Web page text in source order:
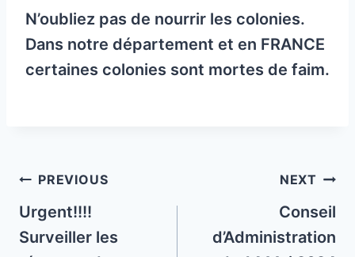
N’oubliez pas de nourrir les colonies.
Dans notre département et en FRANCE
certaines colonies sont mortes de faim.
Post
navigation
PREVIOUS
Urgent!!!!
Surveiller les
NEXT
Conseil
d’Administration